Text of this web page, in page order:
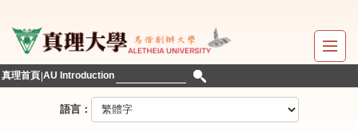
到
主
內
真理首頁 AU Introduction
語言：